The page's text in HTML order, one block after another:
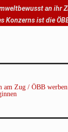
an ihr
Konzerns ist die
am Zug / ÖBB